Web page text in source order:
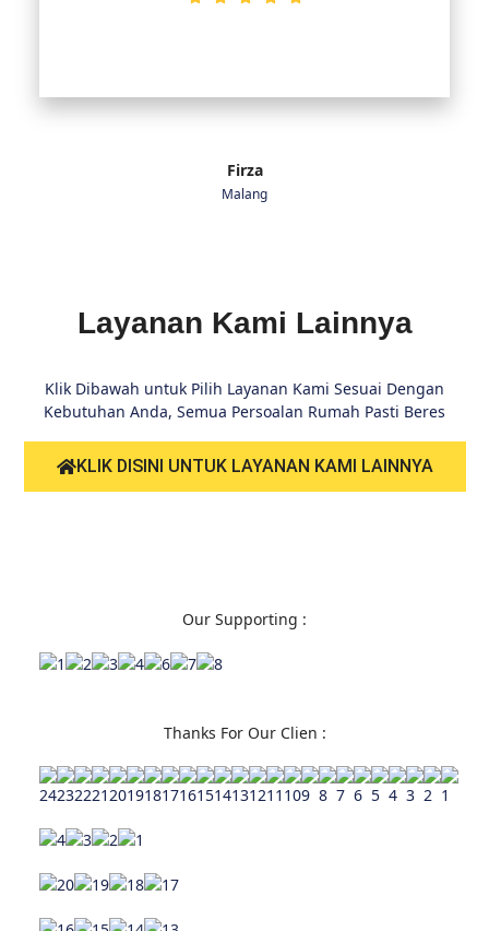
Firza
Malang
Layanan Kami Lainnya
Klik Dibawah untuk Pilih Layanan Kami Sesuai Dengan
Kebutuhan Anda, Semua Persoalan Rumah Pasti Beres
KLIK DISINI UNTUK LAYANAN KAMI LAINNYA
Our Supporting :
Thanks For Our Clien :